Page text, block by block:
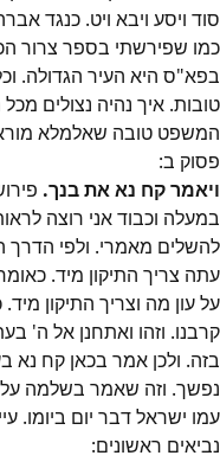
סוד ויסע ויבא ויט. כנגד
כמו שפירשתי בספר צרור
בפא"ס היא העיר הגדולה.
טובות. איך נהיה נצולים
המשפט טובה שאלמלא
פסוק ב:
ויאמר קח נא את בנך.
במעלה וכבוד אני רוצה
להשלים מאמרי. ולפי הדרך
עתה צריך התיקון מיד.
על עון מה וצריך התיקון
קרבנו. וזהו ואתחנן אל ה'
בזה. ולכן אמר בכאן קח
נפשך. וזה שאמר בשלמה
עמו ישראל דבר יום ביומו.
נביאים ראשונים: